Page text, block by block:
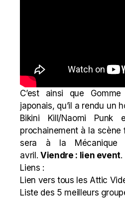
C’est ainsi que
japonais, qu’il a rendu un
Bikini Kill/Naomi Punk
prochainement à la scène
sera à la Mécanique
avril. Viendre : lien event.
Liens :
Lien vers tous les Attic
Liste des 5 meilleurs